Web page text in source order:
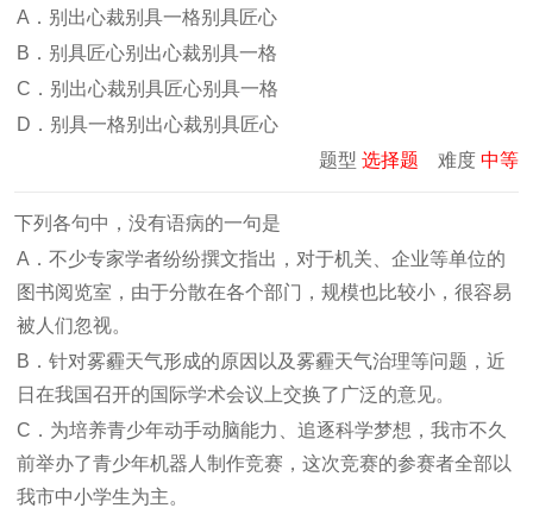
A．别出心裁别具一格别具匠心
B．别具匠心别出心裁别具一格
C．别出心裁别具匠心别具一格
D．别具一格别出心裁别具匠心
题型 选择题 难度 中等
下列各句中，没有语病的一句是
A．不少专家学者纷纷撰文指出，对于机关、企业等单位的
图书阅览室，由于分散在各个部门，规模也比较小，很容易
被人们忽视。
B．针对雾霾天气形成的原因以及雾霾天气治理等问题，近
日在我国召开的国际学术会议上交换了广泛的意见。
C．为培养青少年动手动脑能力、追逐科学梦想，我市不久
前举办了青少年机器人制作竞赛，这次竞赛的参赛者全部以
我市中小学生为主。